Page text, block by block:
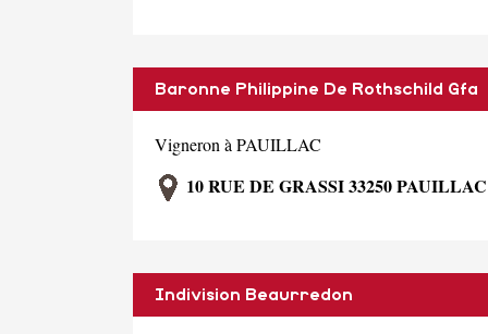
Baronne Philippine De Rothschild Gfa
Vigneron à PAUILLAC
10 RUE DE GRASSI 33250 PAUILLAC
Indivision Beaurredon